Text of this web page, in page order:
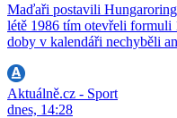
Maďaři postavili
létě 1986 tím otevřeli formuli
doby v kalendáři nechyběli
Aktuálně.cz - Sport
dnes, 14:28